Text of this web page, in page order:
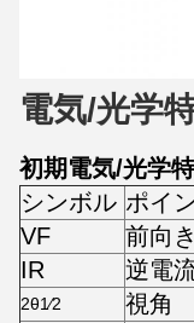
電気/光学
初期電気/光学
シンボル ポイ
VF
前向
IR
逆電
2θ1⁄2 視角